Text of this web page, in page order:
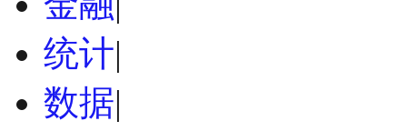
统计|
数据|